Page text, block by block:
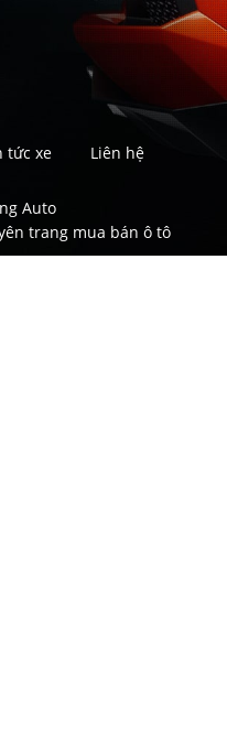
tức xe Liên hệ
Auto
trang mua bán ô tô